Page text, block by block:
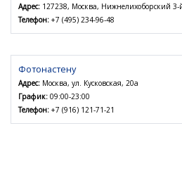
Адрес: 127238, Москва, Нижнелихоборский 3-
Телефон: +7 (495) 234-96-48
Фотонастену
Адрес: Москва, ул. Кусковская, 20а
График: 09:00-23:00
Телефон: +7 (916) 121-71-21